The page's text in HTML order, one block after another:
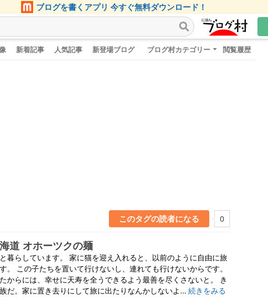
ブログを書くアプリ 今すぐ無料ダウンロード！
新着記事 人気記事 新登場ブログ ブログ村カテゴリー 閲覧履歴
このタグの読者になる 0
道 オホーツクの麺
暮らしています。 家に猫を迎え入れると、以前のように自由に旅
。 この子たちを置いて行けないし、連れても行けないからです。
からには、幸せに天寿を全うできるよう最善を尽くさないと。 き
だ。家に置き去りにして旅に出たりなんかしないよ... 続きをみる